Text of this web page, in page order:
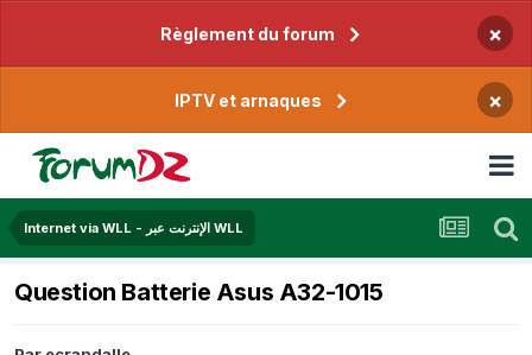
Règlement du forum ×
IPTV et arnaques ×
Internet via WLL - الإنترنت عبر WLL
Question Batterie Asus A32-1015